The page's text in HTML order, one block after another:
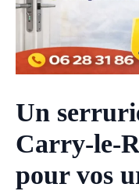
Un
Carry-le-
pour vos